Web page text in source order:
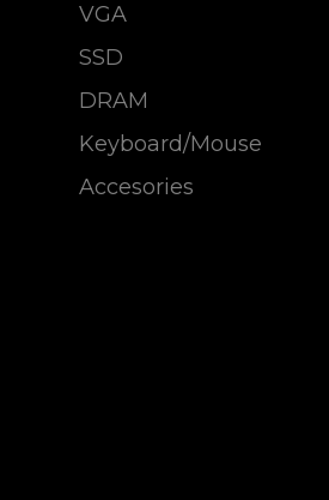
VGA
SSD
DRAM
Keyboard/Mouse
Accesories